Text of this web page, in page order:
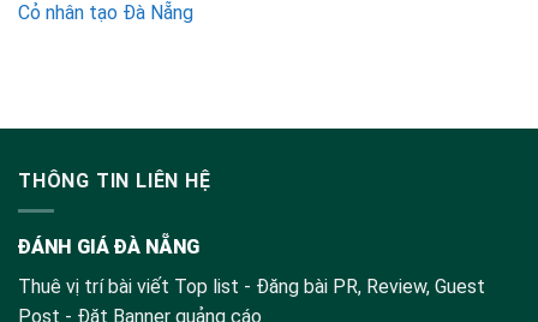
Cỏ nhân tạo Đà Nẵng
THÔNG TIN LIÊN HỆ
ĐÁNH GIÁ ĐÀ NẴNG
Thuê vị trí bài viết Top list - Đăng bài PR, Review, Guest
Post - Đặt Banner quảng cáo